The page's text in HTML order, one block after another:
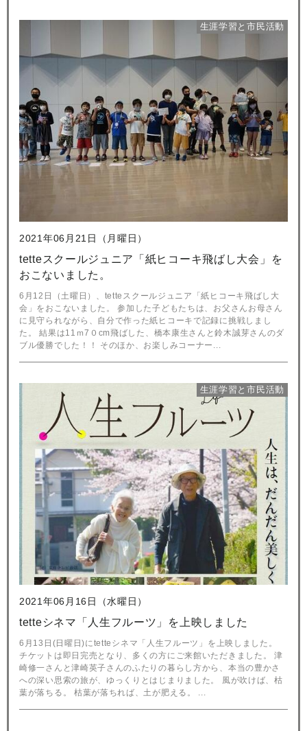
2021年06月21日（月曜日）
生涯学習と市民活動
tetteスクールジュニア「紙ヒコーキ飛ばし大会」を
おこないました。
6月12日（土曜日）、tetteスクールジュニア「紙ヒコーキ飛ばし大
会」をおこないました。 参加した子どもたちは、お父さんお母さん
に見守られながら、自分で作った紙ヒコーキで記録に挑戦しまし
た。 結果は11ｍ7０cm飛ばした、橋本康生さんと鈴木誠芽さんのダ
ブル優勝でした！！ そのほか、お楽しみコーナー...
2021年06月16日（水曜日）
生涯学習と市民活動
tetteシネマ「人生フルーツ」を上映しました
6月13日(日曜日)にtetteシネマ「人生フルーツ」を上映しました。
チケットは即日完売となり、多くの方にご来館いただきました。 津
崎修一さんと津崎英子さんのふたりの暮らし方から、本当の豊かさ
への深い思索の旅が、ゆっくりとはじまりました。 風が吹けば、枯
葉が落ちる。 枯葉が落ちれば、土が肥える。 ...